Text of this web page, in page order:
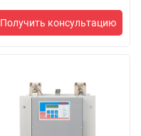
Получить консультацию